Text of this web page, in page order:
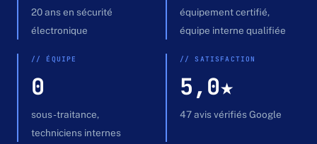
20 ans en sécurité
électronique
équipement certifié,
équipe interne qualifiée
// ÉQUIPE
0
sous-traitance,
techniciens internes
// SATISFACTION
5,0★
47 avis vérifiés Google